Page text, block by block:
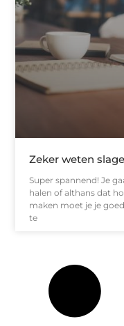
Zeker weten
Super spannend! Je
halen of althans dat
maken moet je je
te